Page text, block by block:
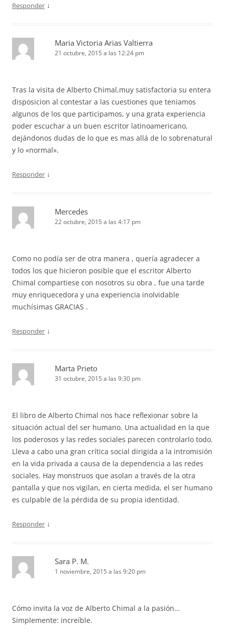
Responder ↓
Maria Victoria Arias Valtierra
21 octubre, 2015 a las 12:24 pm
Tras la visita de Alberto Chimal,muy satisfactoria su entera
disposicion al contestar a las cuestiones que teniamos
algunos de los que participamos, y una grata experiencia
poder escuchar a un buen escritor latinoamericano,
dejándonos dudas de lo que es mas allá de lo sobrenatural
y lo «normal».
Responder ↓
Mercedes
22 octubre, 2015 a las 4:17 pm
Como no podía ser de otra manera , quería agradecer a
todos los que hicieron posible que el escritor Alberto
Chimal compartiese con nosotros su obra , fue una tarde
muy enriquecedora y una experiencia inolvidable
muchísimas GRACIAS .
Responder ↓
Marta Prieto
31 octubre, 2015 a las 9:30 pm
El libro de Alberto Chimal nos hace reflexionar sobre la
situación actual del ser humano. Una actualidad en la que
los poderosos y las redes sociales parecen controlarlo todo.
Lleva a cabo una gran crítica social dirigida a la intromisión
en la vida privada a causa de la dependencia a las redes
sociales. Hay monstruos que asolan a través de la otra
pantalla y que nos vigilan, en cierta medida, el ser humano
es culpable de la pérdida de su propia identidad.
Responder ↓
Sara P. M.
1 noviembre, 2015 a las 9:20 pm
Cómo invita la voz de Alberto Chimal a la pasión…
Simplemente: increíble.